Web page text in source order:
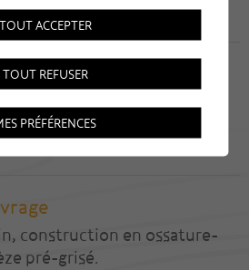
construction en ossature-
pré-grisé.
TOUT ACCEPTER
TOUT REFUSER
PRÉFÉRENCES